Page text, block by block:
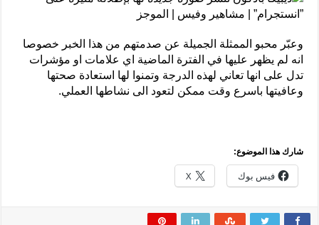
وعبّر محبو الممثلة الجميلة عن صدمتهم من هذا الخبر خصوصا
انه لم يظهر عليها في الفترة الماضية اي علامات او مؤشرات
تدل على انها تعاني لهذه الدرجة وتمنوا لها استعادة صحتها
وعافيتها باسرع وقت ممكن لتعود الى نشاطها العملي.
شارك هذا الموضوع:
فيس بوك X